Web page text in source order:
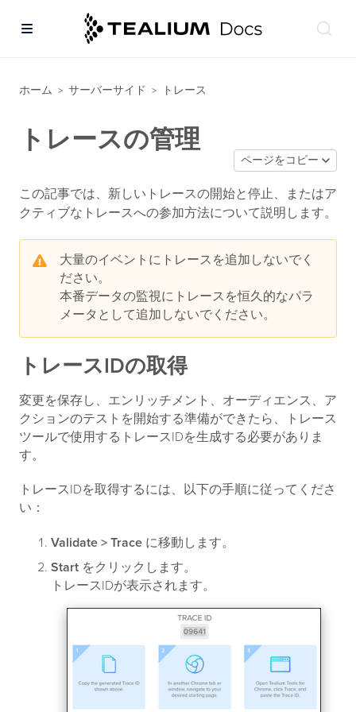
ホーム > サーバーサイド > トレース
トレースの管理
ページをコピー
この記事では、新しいトレースの開始と停止、またはア
クティブなトレースへの参加方法について説明します。
大量のイベントにトレースを追加しないでく
ださい。
本番データの監視にトレースを恒久的なパラ
メータとして追加しないでください。
トレースIDの取得
変更を保存し、エンリッチメント、オーディエンス、ア
クションのテストを開始する準備ができたら、トレース
ツールで使用するトレースIDを生成する必要がありま
す。
トレースIDを取得するには、以下の手順に従ってくださ
い：
Validate > Trace に移動します。
Start をクリックします。
トレースIDが表示されます。